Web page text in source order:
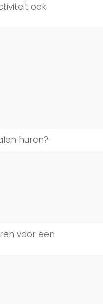
ook
huren?
voor een